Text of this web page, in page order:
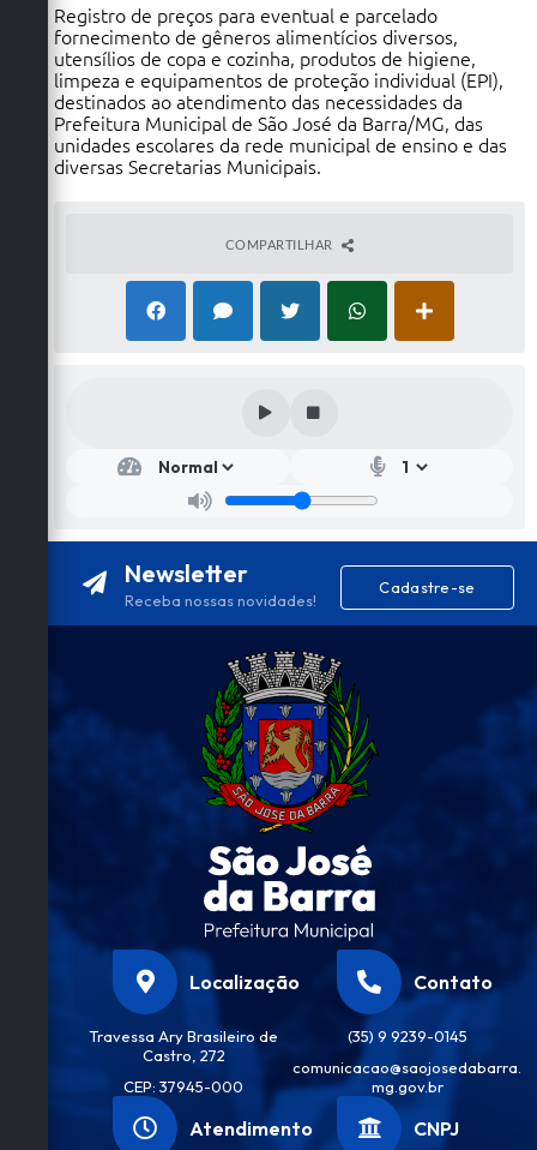
Registro de preços para eventual e parcelado
fornecimento de gêneros alimentícios diversos,
utensílios de copa e cozinha, produtos de higiene,
limpeza e equipamentos de proteção individual (EPI),
destinados ao atendimento das necessidades da
Prefeitura Municipal de São José da Barra/MG, das
unidades escolares da rede municipal de ensino e das
diversas Secretarias Municipais.
COMPARTILHAR
Newsletter
Receba nossas novidades!
Cadastre-se
Localização
Travessa Ary Brasileiro de
Castro, 272
CEP: 37945-000
Contato
(35) 9 9239-0145
comunicacao@saojosedabarra.
mg.gov.br
Atendimento CNPJ